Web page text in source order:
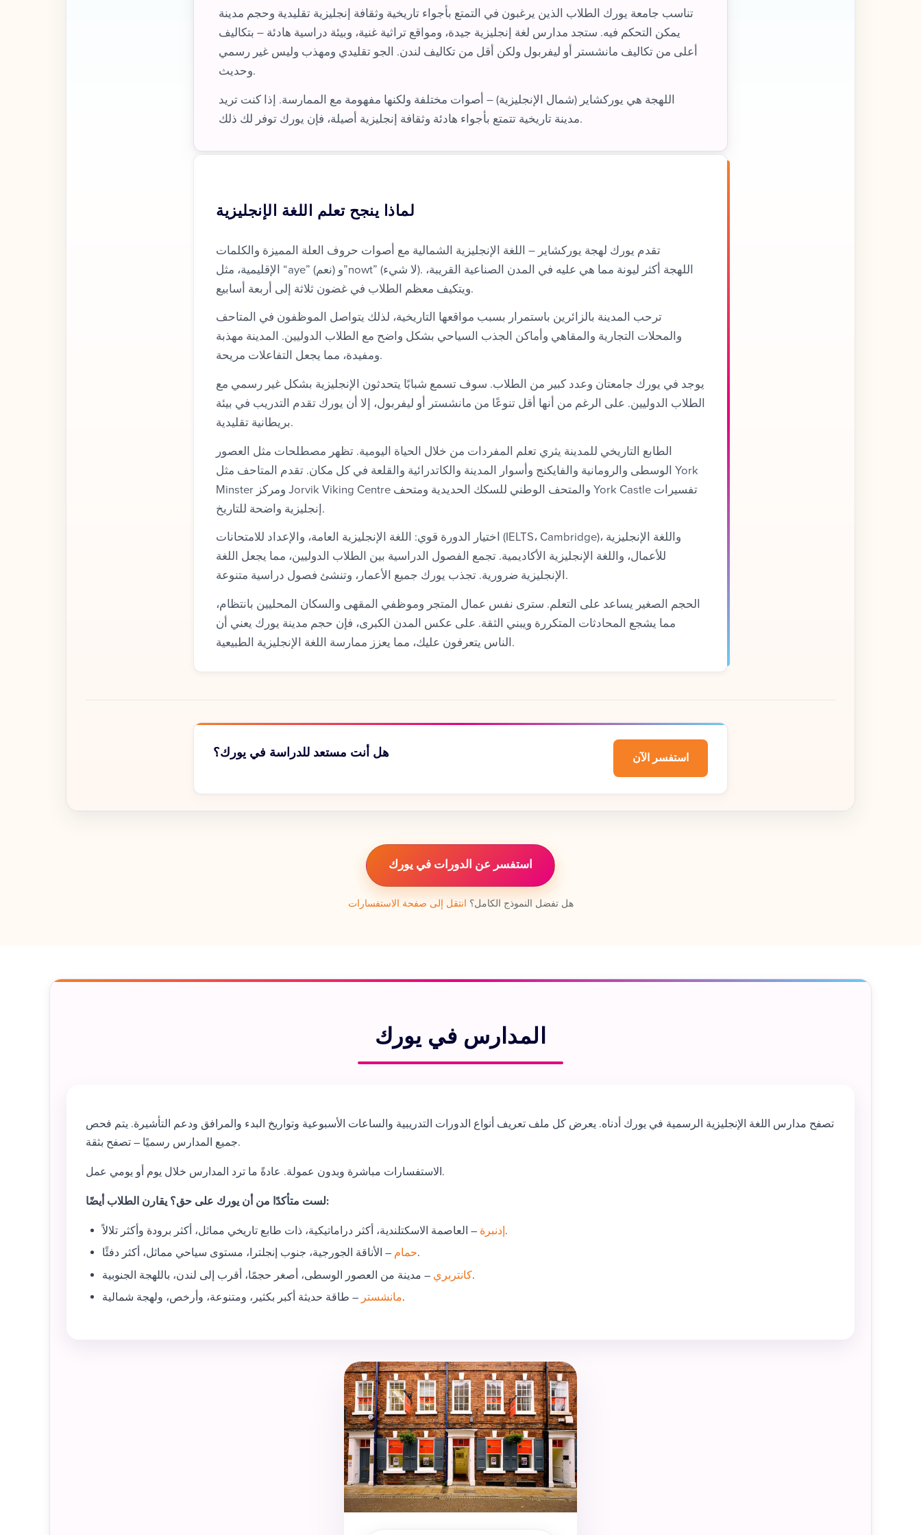
تناسب جامعة يورك الطلاب الذين يرغبون في التمتع بأجواء تاريخية وثقافة إنجليزية تقليدية وحجم مدينة
يمكن التحكم فيه. ستجد مدارس لغة إنجليزية جيدة، ومواقع تراثية غنية، وبيئة دراسية هادئة – بتكاليف
أعلى من تكاليف مانشستر أو ليفربول ولكن أقل من تكاليف لندن. الجو تقليدي ومهذب وليس غير رسمي
وحديث.
اللهجة هي يوركشاير (شمال الإنجليزية) – أصوات مختلفة ولكنها مفهومة مع الممارسة. إذا كنت تريد
مدينة تاريخية تتمتع بأجواء هادئة وثقافة إنجليزية أصيلة، فإن يورك توفر لك ذلك.
لماذا ينجح تعلم اللغة الإنجليزية
تقدم يورك لهجة يوركشاير – اللغة الإنجليزية الشمالية مع أصوات حروف العلة المميزة والكلمات
الإقليمية، مثل “aye” (نعم) و”nowt” (لا شيء). اللهجة أكثر ليونة مما هي عليه في المدن الصناعية القريبة،
ويتكيف معظم الطلاب في غضون ثلاثة إلى أربعة أسابيع.
ترحب المدينة بالزائرين باستمرار بسبب مواقعها التاريخية، لذلك يتواصل الموظفون في المتاحف
والمحلات التجارية والمقاهي وأماكن الجذب السياحي بشكل واضح مع الطلاب الدوليين. المدينة مهذبة
ومفيدة، مما يجعل التفاعلات مريحة.
يوجد في يورك جامعتان وعدد كبير من الطلاب. سوف تسمع شبابًا يتحدثون الإنجليزية بشكل غير رسمي مع
الطلاب الدوليين. على الرغم من أنها أقل تنوعًا من مانشستر أو ليفربول، إلا أن يورك تقدم التدريب في بيئة
بريطانية تقليدية.
الطابع التاريخي للمدينة يثري تعلم المفردات من خلال الحياة اليومية. تظهر مصطلحات مثل العصور
الوسطى والرومانية والفايكنج وأسوار المدينة والكاتدرائية والقلعة في كل مكان. تقدم المتاحف مثل York
Minster ومركز Jorvik Viking Centre والمتحف الوطني للسكك الحديدية ومتحف York Castle تفسيرات
إنجليزية واضحة للتاريخ.
اختيار الدورة قوي: اللغة الإنجليزية العامة، والإعداد للامتحانات (IELTS، Cambridge)، واللغة الإنجليزية
للأعمال، واللغة الإنجليزية الأكاديمية. تجمع الفصول الدراسية بين الطلاب الدوليين، مما يجعل اللغة
الإنجليزية ضرورية. تجذب يورك جميع الأعمار، وتنشئ فصول دراسية متنوعة.
الحجم الصغير يساعد على التعلم. سترى نفس عمال المتجر وموظفي المقهى والسكان المحليين بانتظام،
مما يشجع المحادثات المتكررة ويبني الثقة. على عكس المدن الكبرى، فإن حجم مدينة يورك يعني أن
الناس يتعرفون عليك، مما يعزز ممارسة اللغة الإنجليزية الطبيعية.
هل أنت مستعد للدراسة في يورك؟ استفسر الآن
استفسر عن الدورات في يورك
هل تفضل النموذج الكامل؟ انتقل إلى صفحة الاستفسارات
المدارس في يورك
تصفح مدارس اللغة الإنجليزية الرسمية في يورك أدناه. يعرض كل ملف تعريف أنواع الدورات التدريبية والساعات الأسبوعية وتواريخ البدء والمرافق ودعم التأشيرة. يتم فحص
جميع المدارس رسميًا – تصفح بثقة.
الاستفسارات مباشرة وبدون عمولة. عادةً ما ترد المدارس خلال يوم أو يومي عمل.
لست متأكدًا من أن يورك على حق؟ يقارن الطلاب أيضًا:
إدنبرة– العاصمة الاسكتلندية، أكثر دراماتيكية، ذات طابع تاريخي مماثل، أكثر برودة وأكثر تلالاً.
حمام– الأناقة الجورجية، جنوب إنجلترا، مستوى سياحي مماثل، أكثر دفئًا.
كانتربري– مدينة من العصور الوسطى، أصغر حجمًا، أقرب إلى لندن، باللهجة الجنوبية.
مانشستر– طاقة حديثة أكبر بكثير، ومتنوعة، وأرخص، ولهجة شمالية.